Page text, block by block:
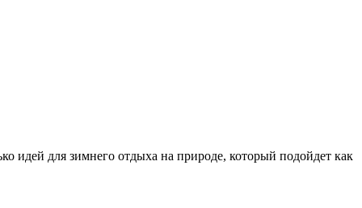
идей для зимнего отдыха на природе, который подойдет как